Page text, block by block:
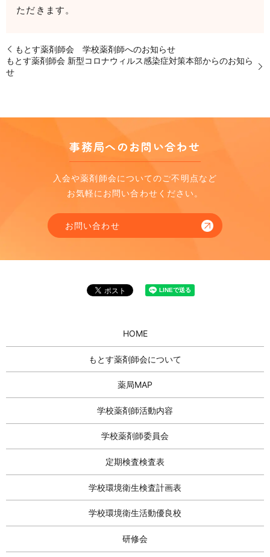
ただきます。
もとす薬剤師会 学校薬剤師へのお知らせ
もとす薬剤師会 新型コロナウィルス感染症対策本部からのお知ら
せ
事務局へのお問い合わせ
入会や薬剤師会についてのご不明点など
お気軽にお問い合わせください。
お問い合わせ
HOME
もとす薬剤師会について
薬局MAP
学校薬剤師活動内容
学校薬剤師委員会
定期検査検査表
学校環境衛生検査計画表
学校環境衛生活動優良校
研修会